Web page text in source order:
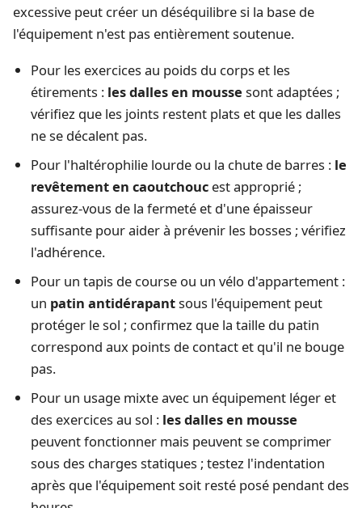
excessive peut créer un déséquilibre si la base de
l'équipement n'est pas entièrement soutenue.
Pour les exercices au poids du corps et les
étirements : les dalles en mousse sont adaptées ;
vérifiez que les joints restent plats et que les dalles
ne se décalent pas.
Pour l'haltérophilie lourde ou la chute de barres : le
revêtement en caoutchoucest approprié ;
assurez-vous de la fermeté et d'une épaisseur
suffisante pour aider à prévenir les bosses ; vérifiez
l'adhérence.
Pour un tapis de course ou un vélo d'appartement :
un patin antidérapantsous l'équipement peut
protéger le sol ; confirmez que la taille du patin
correspond aux points de contact et qu'il ne bouge
pas.
Pour un usage mixte avec un équipement léger et
des exercices au sol : les dalles en mousse
peuvent fonctionner mais peuvent se comprimer
sous des charges statiques ; testez l'indentation
après que l'équipement soit resté posé pendant des